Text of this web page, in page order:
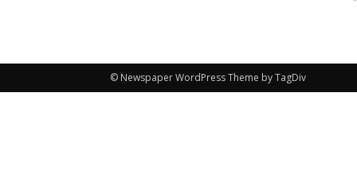
© Newspaper WordPress Theme by TagDiv